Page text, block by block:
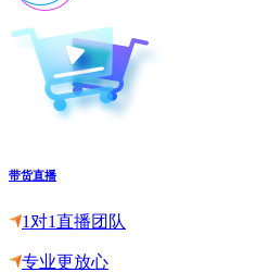
带货直播
1对1直播团队
专业更放心